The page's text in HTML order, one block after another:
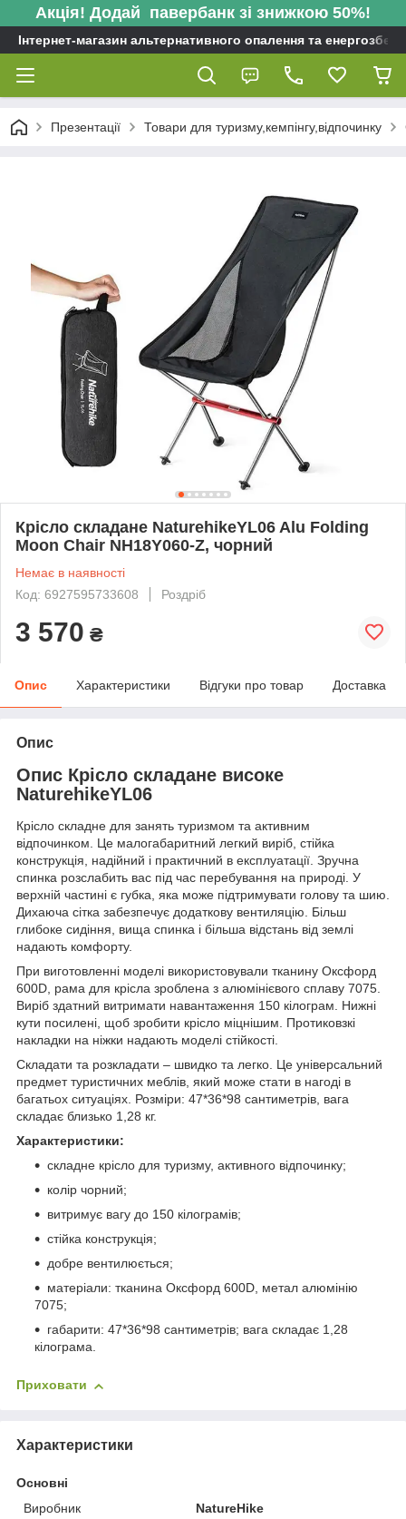
Акція! Додай павербанк зі знижкою 50%!
Інтернет-магазин альтернативного опалення та
Презентації Товари для туризму,кемпінгу,відпочинку
Крісло складане NaturehikeYL06 Alu Folding
Moon Chair NH18Y060-Z, чорний
Немає в наявності
Код: 6927595733608
Роздріб
3 570 ₴
Опис Характеристики Відгуки про товар Доставка
Опис
Опис Крісло складане високе
NaturehikeYL06
Крісло складне для занять туризмом та активним
відпочинком. Це малогабаритний легкий виріб, стійка
конструкція, надійний і практичний в експлуатації. Зручна
спинка розслабить вас під час перебування на природі. У
верхній частині є губка, яка може підтримувати голову та шию.
Дихаюча сітка забезпечує додаткову вентиляцію. Більш
глибоке сидіння, вища спинка і більша відстань від землі
надають комфорту.
При виготовленні моделі використовували тканину Оксфорд
600D, рама для крісла зроблена з алюмінієвого сплаву 7075.
Виріб здатний витримати навантаження 150 кілограм. Нижні
кути посилені, щоб зробити крісло міцнішим. Протиковзкі
накладки на ніжки надають моделі стійкості.
Складати та розкладати – швидко та легко. Це універсальний
предмет туристичних меблів, який може стати в нагоді в
багатьох ситуаціях. Розміри: 47*36*98 сантиметрів, вага
складає близько 1,28 кг.
Характеристики:
складне крісло для туризму, активного відпочинку;
колір чорний;
витримує вагу до 150 кілограмів;
стійка конструкція;
добре вентилюється;
матеріали: тканина Оксфорд 600D, метал алюмінію
7075;
габарити: 47*36*98 сантиметрів; вага складає 1,28
кілограма.
Приховати
Характеристики
Основні
Виробник
NatureHike